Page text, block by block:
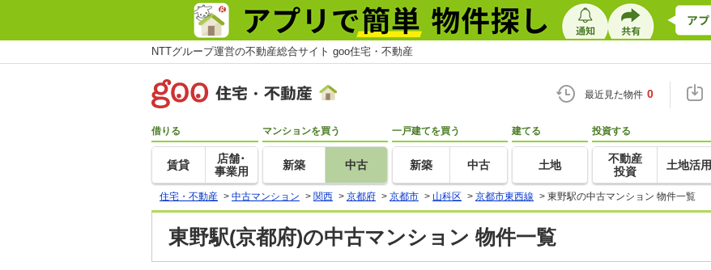
NTTグループ運営の不動産総合サイト goo住宅・不動産
最近見た物件 0
借りる
賃貸
店舗･
事業用
マンションを買う
新築 中古
一戸建てを買う
新築 中古
建てる
土地
投資する
不動産
投資
土地活用
住宅・不動産 > 中古マンション > 関西 > 京都府 > 京都市 > 山科区 > 京都市東西線 > 東野駅の中古マンション 物件一覧
東野駅(京都府)の中古マンション 物件一覧